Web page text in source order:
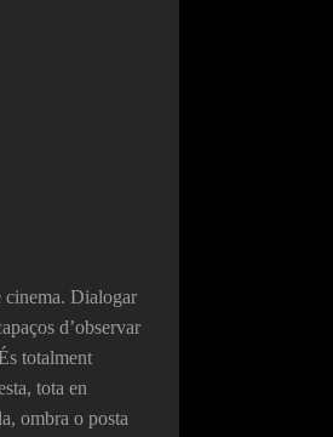
cinema. Dialogar
d’observar
totalment
tota en
ombra o posta